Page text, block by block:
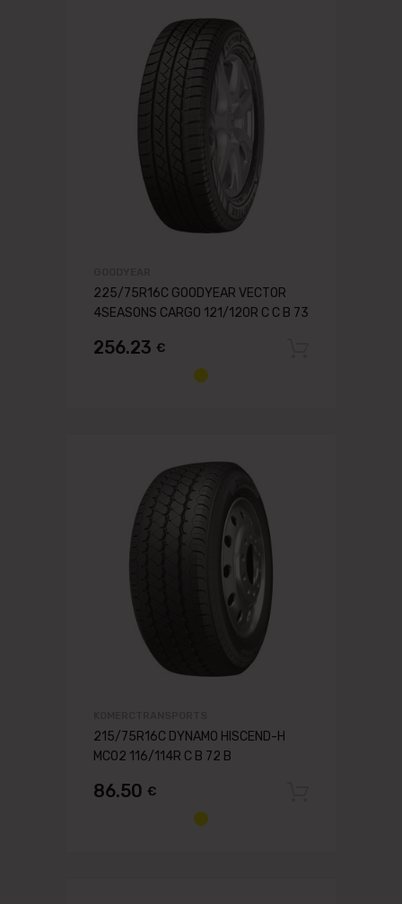
225/75R16C GOODYEAR VECTOR
4SEASONS CARGO 121/120R C C B 73
256.23 €
215/75R16C DYNAMO HISCEND-H
MC02 116/114R C B 72 B
86.50 €